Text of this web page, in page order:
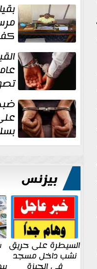
ضربات أمنية...
الملابس بمحل
بيزنس
السيطرة على حريق
نشب داخل مسجد